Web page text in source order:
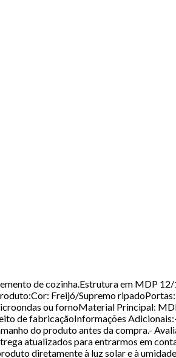
de cozinha.Estrutura em MDP
Freijó/Supremo ripadoPortas:
ou fornoMaterial Principal:
de fabricaçãoInformações
do produto antes da compra.-
atualizados para entrarmos em
diretamente à luz solar e à